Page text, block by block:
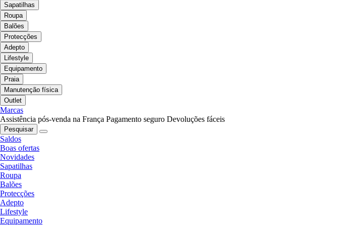
Sapatilhas
Roupa
Balões
Protecções
Adepto
Lifestyle
Equipamento
Praia
Manutenção física
Outlet
Marcas
Assistência pós-venda na França Pagamento seguro Devoluções fáceis
Pesquisar
Saldos
Boas ofertas
Novidades
Sapatilhas
Roupa
Balões
Protecções
Adepto
Lifestyle
Equipamento